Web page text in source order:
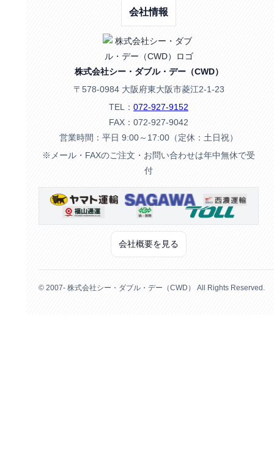
会社情報
株式会社シー・ダブル・デー（CWD）
〒578-0984 大阪府東大阪市菱江2-1-23
TEL： 072-927-9152
FAX：072-927-9042
営業時間：平日 9:00～17:00（定休：土日祝）
※メール・FAXのご注文・お問い合わせは年中無休で受
付
会社概要を見る
© 2007- 株式会社シー・ダブル・デー（CWD） All Rights Reserved.